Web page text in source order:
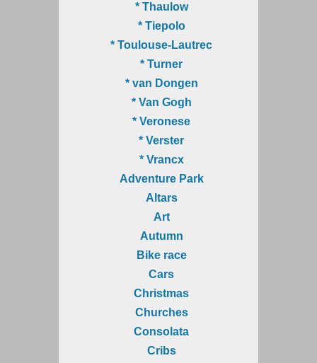
* Thaulow
* Tiepolo
* Toulouse-Lautrec
* Turner
* van Dongen
* Van Gogh
* Veronese
* Verster
* Vrancx
Adventure Park
Altars
Art
Autumn
Bike race
Cars
Christmas
Churches
Consolata
Cribs